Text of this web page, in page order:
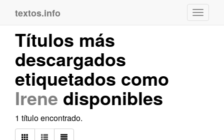
textos.info
Títulos más
descargados
etiquetados como
Irene disponibles
1 título encontrado.